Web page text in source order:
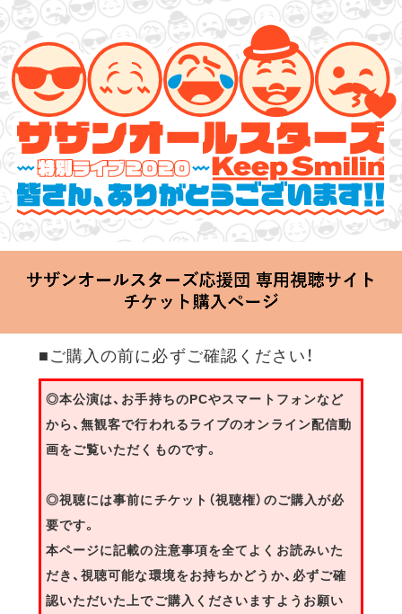
サザンオールスターズ 特別ライブ 2020
「Keep Smilin’～皆さん、ありがとうございます!!～」
2020.06.25 Thu 20:00 Start at 横浜アリーナ
■ご購入の前に必ずご確認ください！
◎本公演は、お手持ちのPCやスマートフォンなど
から、無観客で行われるライブのオンライン配信動
画をご覧いただくものです。
◎視聴には事前にチケット（視聴権）のご購入が必
要です。
本ページに記載の注意事項を全てよくお読みいた
だき、視聴可能な環境をお持ちかどうか、必ずご確
認いただいた上でご購入くださいますようお願い